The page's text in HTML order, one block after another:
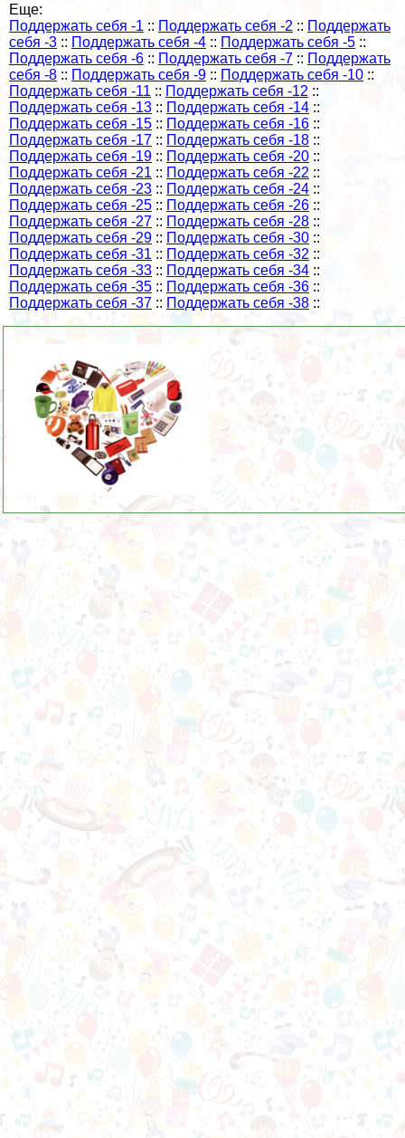
Еще:
Поддержать себя -1 :: Поддержать себя -2 :: Поддержать
себя -3 :: Поддержать себя -4 :: Поддержать себя -5 ::
Поддержать себя -6 :: Поддержать себя -7 :: Поддержать
себя -8 :: Поддержать себя -9 :: Поддержать себя -10 ::
Поддержать себя -11 :: Поддержать себя -12 ::
Поддержать себя -13 :: Поддержать себя -14 ::
Поддержать себя -15 :: Поддержать себя -16 ::
Поддержать себя -17 :: Поддержать себя -18 ::
Поддержать себя -19 :: Поддержать себя -20 ::
Поддержать себя -21 :: Поддержать себя -22 ::
Поддержать себя -23 :: Поддержать себя -24 ::
Поддержать себя -25 :: Поддержать себя -26 ::
Поддержать себя -27 :: Поддержать себя -28 ::
Поддержать себя -29 :: Поддержать себя -30 ::
Поддержать себя -31 :: Поддержать себя -32 ::
Поддержать себя -33 :: Поддержать себя -34 ::
Поддержать себя -35 :: Поддержать себя -36 ::
Поддержать себя -37 :: Поддержать себя -38 ::